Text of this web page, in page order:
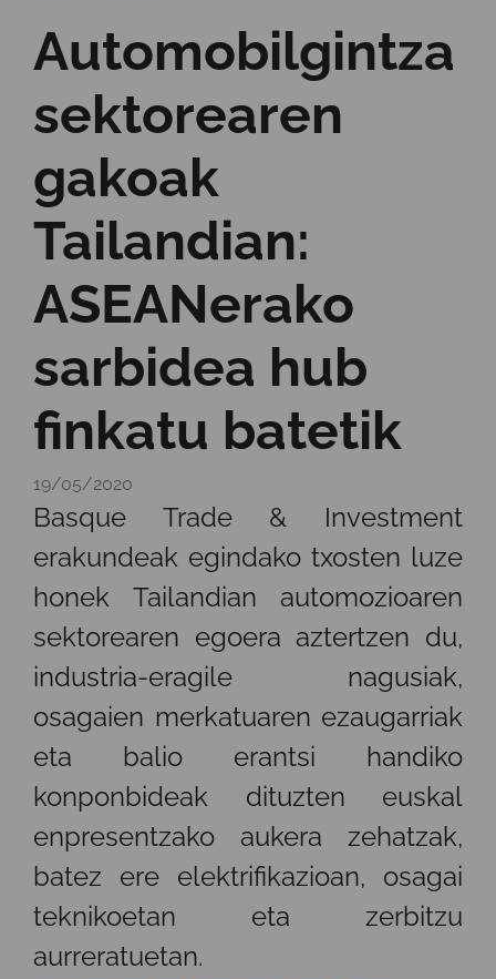
Automobilgintza
sektorearen
gakoak
Tailandian:
ASEANerako
sarbidea hub
finkatu batetik
19/05/2020
Basque Trade & Investment
erakundeak egindako txosten luze
honek Tailandian automozioaren
sektorearen egoera aztertzen du,
industria-eragile nagusiak,
osagaien merkatuaren ezaugarriak
eta balio erantsi handiko
konponbideak dituzten euskal
enpresentzako aukera zehatzak,
batez ere elektrifikazioan, osagai
teknikoetan eta zerbitzu
aurreratuetan.